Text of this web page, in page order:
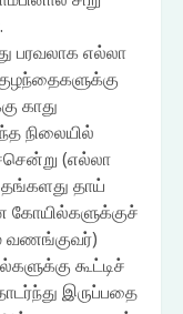
பரவலாக எல்லா
காது
நிலையில்
(எல்லா
தாய்
வணங்குவர்)
கூட்டிச்
இருப்பதை